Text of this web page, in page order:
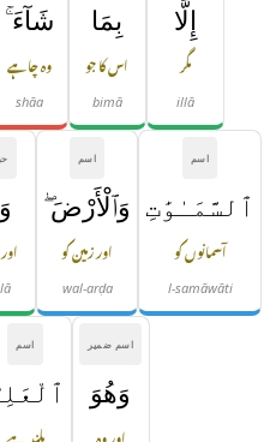
إِلَّا
مگر
illā
بِمَا
اس کا جو
bimā
شَآءَ ۚ
وہ چاہے
shāa
اسم
ٱلسَّمَـٰوَٰتِ
آسمانوں کو
l-samāwāti
اسم
وَٱلْأَرْضَ ۖ
اور زمین کو
wal-arḍa
اسم ضمیر
وَهُوَ
اسم